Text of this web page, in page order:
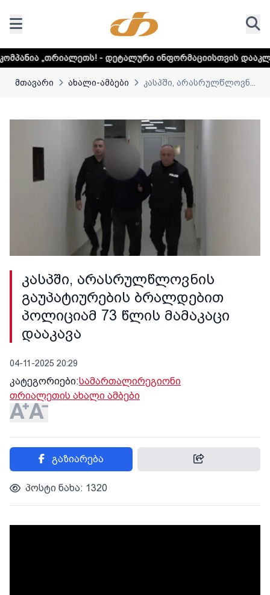
- დეტალური ინფორმაციისთვის დააკლიკეთ ლინკს
მთავარი ახალი-ამბები კასპში, არასრულწლოვნ...
კასპში, არასრულწლოვნის
გაუპატიურების ბრალდებით
პოლიციამ 73 წლის მამაკაცი
დააკავა
04-11-2025 20:29
კატეგორიები:სამართალირეგიონი
თრიალეთის ახალი ამბები
გაზიარება
პოსტი ნახა: 1320